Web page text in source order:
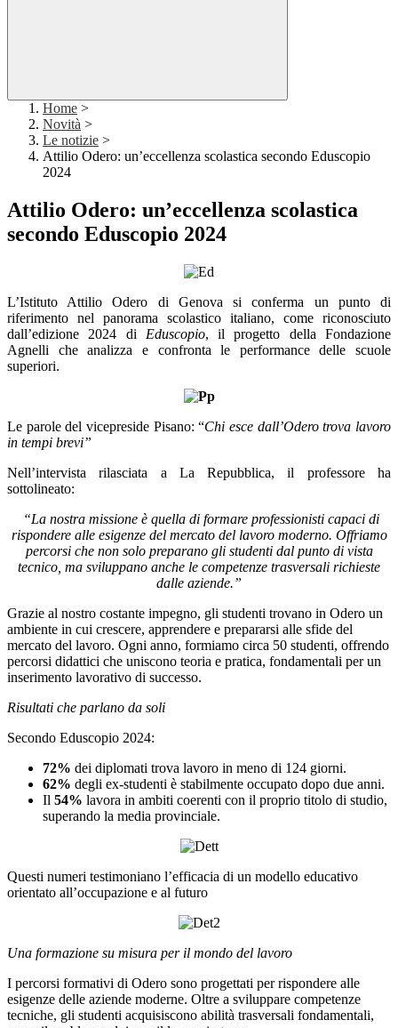
Home >
Novità >
Le notizie >
Attilio Odero: un’eccellenza scolastica secondo Eduscopio
2024
Attilio Odero: un’eccellenza scolastica
secondo Eduscopio 2024
L’Istituto Attilio Odero di Genova si conferma un punto di
riferimento nel panorama scolastico italiano, come riconosciuto
dall’edizione 2024 di Eduscopio, il progetto della Fondazione
Agnelli che analizza e confronta le performance delle scuole
superiori.
Le parole del vicepreside Pisano: “Chi esce dall’Odero trova lavoro
in tempi brevi”
Nell’intervista rilasciata a La Repubblica, il professore ha
sottolineato:
“La nostra missione è quella di formare professionisti capaci di
rispondere alle esigenze del mercato del lavoro moderno. Offriamo
percorsi che non solo preparano gli studenti dal punto di vista
tecnico, ma sviluppano anche le competenze trasversali richieste
dalle aziende.”
Grazie al nostro costante impegno, gli studenti trovano in Odero un
ambiente in cui crescere, apprendere e prepararsi alle sfide del
mercato del lavoro. Ogni anno, formiamo circa 50 studenti, offrendo
percorsi didattici che uniscono teoria e pratica, fondamentali per un
inserimento lavorativo di successo.
Risultati che parlano da soli
Secondo Eduscopio 2024:
72% dei diplomati trova lavoro in meno di 124 giorni.
62% degli ex-studenti è stabilmente occupato dopo due anni.
Il 54% lavora in ambiti coerenti con il proprio titolo di studio,
superando la media provinciale.
Questi numeri testimoniano l’efficacia di un modello educativo
orientato all’occupazione e al futuro
Una formazione su misura per il mondo del lavoro
I percorsi formativi di Odero sono progettati per rispondere alle
esigenze delle aziende moderne. Oltre a sviluppare competenze
tecniche, gli studenti acquisiscono abilità trasversali fondamentali,